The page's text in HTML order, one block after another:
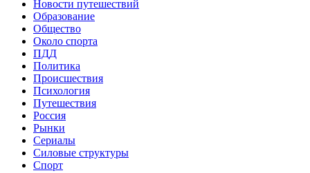
Новости путешествий
Образование
Общество
Около спорта
ПДД
Политика
Происшествия
Психология
Путешествия
Россия
Рынки
Сериалы
Силовые структуры
Спорт